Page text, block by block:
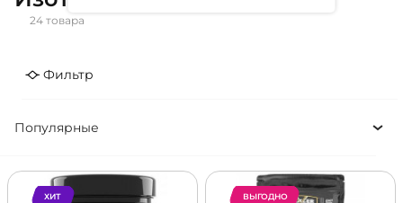
24 товара
Фильтр
Популярные
ХИТ ВЫГОДНО